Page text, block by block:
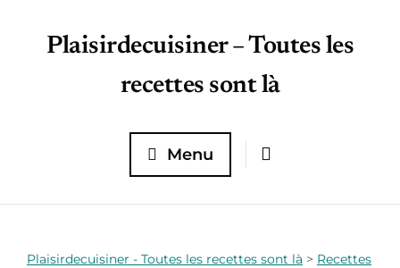
Plaisirdecuisiner – Toutes les
recettes sont là
Menu
Plaisirdecuisiner - Toutes les recettes sont là > Recettes